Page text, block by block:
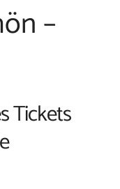
–
Tickets